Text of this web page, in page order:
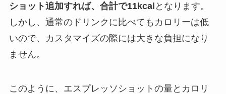
ショット追加すれば、合計で11kcal となります。
しかし、通常のドリンクに比べてもカロリーは低
いので、カスタマイズの際には大きな負担になり
ません。
このように、エスプレッソショットの量とカロリ